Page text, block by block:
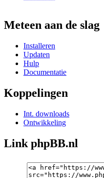
Meteen aan de slag
Installeren
Updaten
Hulp
Documentatie
Koppelingen
Int. downloads
Ontwikkeling
Link phpBB.nl